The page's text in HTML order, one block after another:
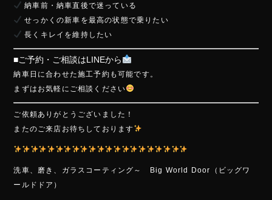
納車前・納車直後で迷っている
せっかくの新車を最高の状態で乗りたい
長くキレイを維持したい
■ご予約・ご相談はLINEから
納車日に合わせた施工予約も可能です。
まずはお気軽にご相談ください
ご依頼ありがとうございました！
またのご来店お待ちしております
洗車、磨き
、ガラスコーティング～ Big World Door（ビッグワ
ールドドア）